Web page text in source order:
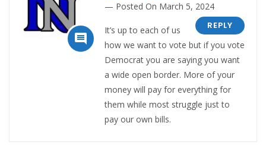

Posted On March 5, 2024
REPLY
It’s up to each of us
how we want to vote but if you vote
Democrat you are saying you want
a wide open border. More of your
money will pay for everything for
them while most struggle just to
pay our own bills.